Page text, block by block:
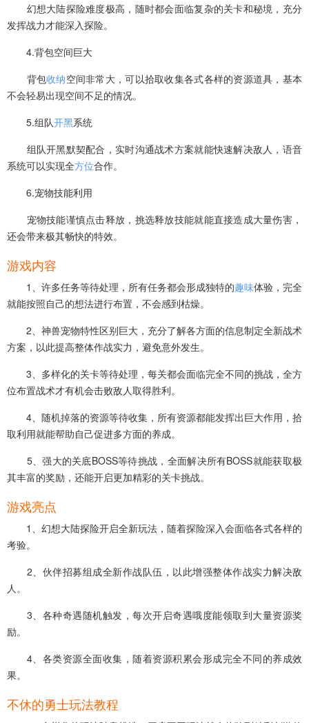
幻想大陆探险难度极高，随时都会面临复杂的关卡和秘境，充分
发挥战力才能深入探险。
4.背包空间巨大
背包收纳空间非常大，可以拾取收集各式各样的资源道具，基本
不会轻易出现空间不足的情况。
5.组队开黑系统
组队开黑默契配合，实时沟通战术方案就能快速解决敌人，语音
系统可以实现全方位合作。
6.宠物技能利用
宠物技能谨慎点击释放，挑选释放技能就能直接造成大量伤害，
还会带来极其畅快的特效。
游戏内容
1、许多任务等待处理，所有任务都会形成独特的趣味体验，完全
就能按照自己的想法进行布置，不会感到枯燥。
2、神兽宠物特性区别巨大，充分了解各方面的信息制定全新战术
方案，以此提高整体作战实力，避免意外发生。
3、多样化的关卡等待处理，每关都会面临完全不同的挑战，全方
位布置战术才有机会击败敌人取得胜利。
4、随机掉落的资源等待收集，所有资源都能发挥出巨大作用，拾
取利用就能帮助自己促进多方面的养成。
5、强大的关底BOSS等待挑战，全面解决所有BOSS就能获取极
其丰富的奖励，还能开启更加精彩的关卡挑战。
游戏亮点
1、幻想大陆探险开启全新玩法，随着探险深入会面临各式各样的
考验。
2、伙伴招募组成全新作战队伍，以此增强整体作战实力解决敌
人。
3、各种奇遇随机触发，每次开启奇遇哦度能领取到大量资源奖
励。
4、各类资源全面收集，随着资源积累会形成完全不同的养成效
果。
不休的勇士玩法教程